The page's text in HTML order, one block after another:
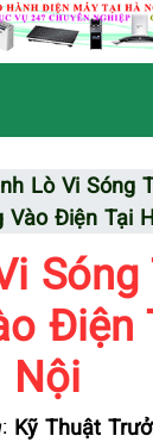
Lò Vi Sóng
Vào Điện Tại
Sóng
Điện
Nội
: Kỹ Thuật